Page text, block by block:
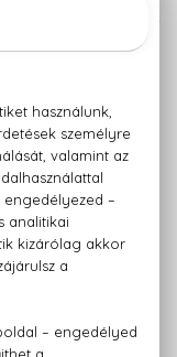
Premier Parfum
Eau De Parfum